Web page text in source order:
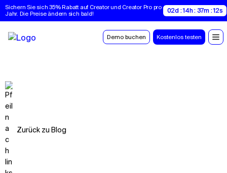
Sichern Sie sich 35% Rabatt auf Creator und Creator Pro pro
Jahr. Die Preise ändern sich bald!
02d : 14h : 37m : 11s
Demo buchen Kostenlos testen
Zurück zu Blog